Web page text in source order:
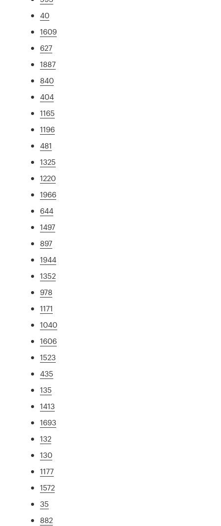
40
1609
627
1887
840
404
1165
1196
481
1325
1220
1966
644
1497
897
1944
1352
978
1171
1040
1606
1523
435
135
1413
1693
132
130
1177
1572
35
882